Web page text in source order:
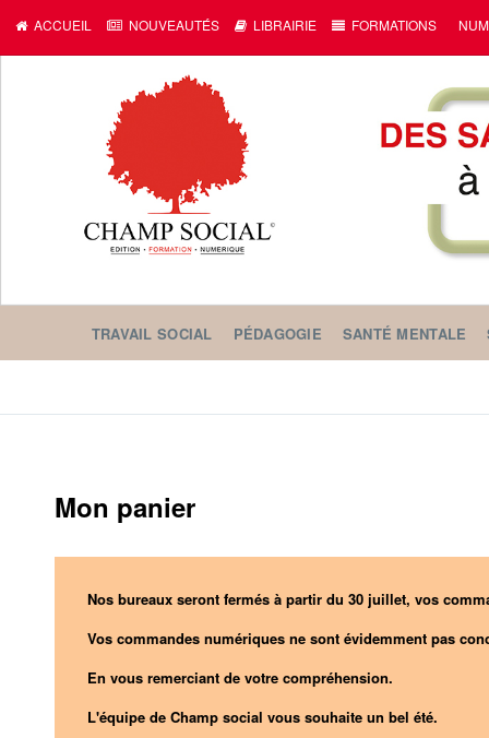
ACCUEIL NOUVEAUTÉS LIBRAIRIE FORMATIONS
TRAVAIL SOCIAL PÉDAGOGIE SANTÉ MENTALE
Mon panier
Nos bureaux seront fermés à partir du 30 juillet, vos
Vos commandes numériques ne sont évidemment pas
En vous remerciant de votre compréhension.
L'équipe de Champ social vous souhaite un bel été.